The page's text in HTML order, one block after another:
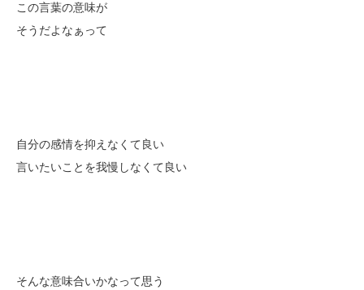
この言葉の意味が
そうだよなぁって
自分の感情を抑えなくて良い
言いたいことを我慢しなくて良い
そんな意味合いかなって思う